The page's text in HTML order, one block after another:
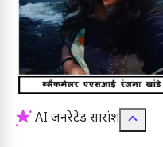
AI जनरेटेड सारांश